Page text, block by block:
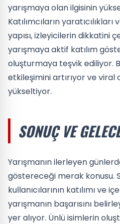
yarışmaya olan ilgisinin
Katılımcıların
yapısı, izleyicilerin dikkatini
yarışmaya aktif katılım
oluşturmaya teşvik ediliyor.
etkileşimini artırıyor ve
yükseltiyor.
SONUÇ VE
Yarışmanın ilerleyen
göstereceği merak konusu.
kullanıcılarının katılımı ve
yarışmanın başarısını
yer alıyor. Ünlü isimlerin